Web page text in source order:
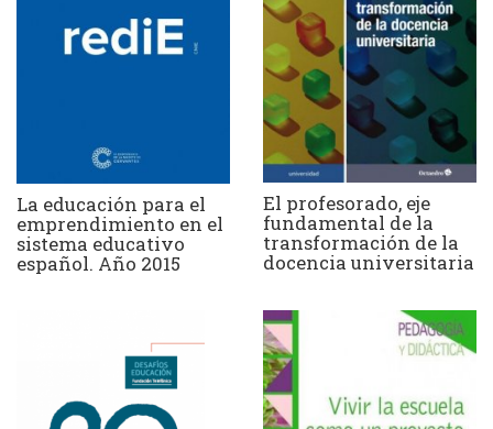
La educación para el
emprendimiento en el
sistema educativo
español. Año 2015
El profesorado, eje
fundamental de la
transformación de la
docencia universitaria